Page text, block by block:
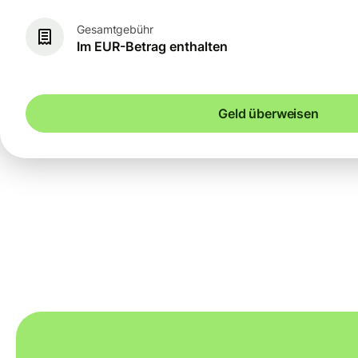
Gesamtgebühr
Im EUR-Betrag enthalten
Geld überweisen